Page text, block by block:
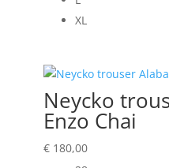
XL
Neycko
Enzo Chai
€180,00